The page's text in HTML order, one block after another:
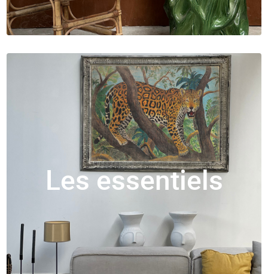
Les essentiels